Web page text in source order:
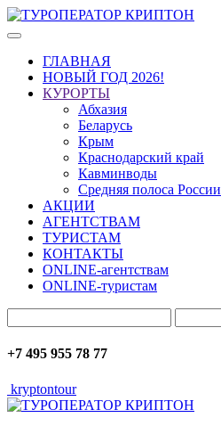
ГЛАВНАЯ
НОВЫЙ ГОД 2026!
КУРОРТЫ
Абхазия
Беларусь
Крым
Краснодарский край
Кавминводы
Средняя полоса России
АКЦИИ
АГЕНТСТВАМ
ТУРИСТАМ
КОНТАКТЫ
ONLINE-агентствам
ONLINE-туристам
+7 495 955 78 77
kryptontour